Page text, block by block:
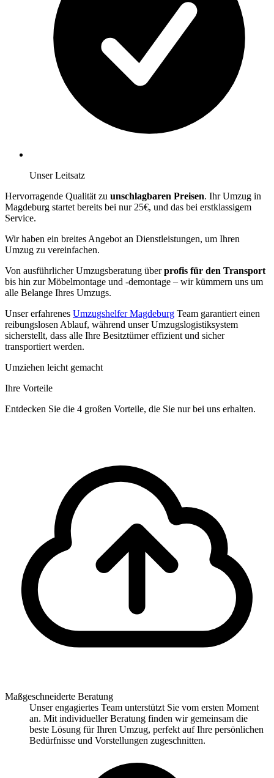
Unser Leitsatz
Hervorragende Qualität zu unschlagbaren Preisen. Ihr Umzug in
Magdeburg startet bereits bei nur 25€, und das bei erstklassigem
Service.
Wir haben ein breites Angebot an Dienstleistungen, um Ihren
Umzug zu vereinfachen.
Von ausführlicher Umzugsberatung überprofis für den Transport
bis hin zur Möbelmontage und -demontage – wir kümmern uns um
alle Belange Ihres Umzugs.
Unser erfahrenes Umzugshelfer Magdeburg Team garantiert einen
reibungslosen Ablauf, während unser Umzugslogistiksystem
sicherstellt, dass alle Ihre Besitztümer effizient und sicher
transportiert werden.
Umziehen leicht gemacht
Ihre Vorteile
Entdecken Sie die 4 großen Vorteile, die Sie nur bei uns erhalten.
Maßgeschneiderte Beratung
Unser engagiertes Team unterstützt Sie vom ersten Moment
an. Mit individueller Beratung finden wir gemeinsam die
beste Lösung für Ihren Umzug, perfekt auf Ihre persönlichen
Bedürfnisse und Vorstellungen zugeschnitten.